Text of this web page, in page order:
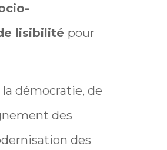
lisibilité pour
démocratie, de
des
des